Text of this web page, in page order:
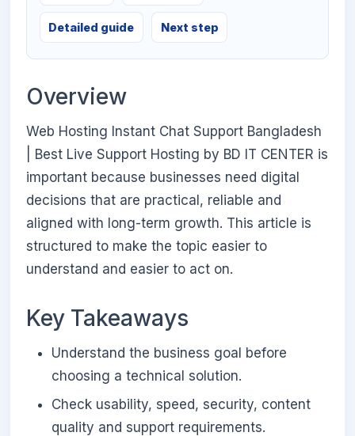
Detailed guide Next step
Overview
Web Hosting Instant Chat Support Bangladesh
| Best Live Support Hosting by BD IT CENTER is
important because businesses need digital
decisions that are practical, reliable and
aligned with long-term growth. This article is
structured to make the topic easier to
understand and easier to act on.
Key Takeaways
Understand the business goal before
choosing a technical solution.
Check usability, speed, security, content
quality and support requirements.